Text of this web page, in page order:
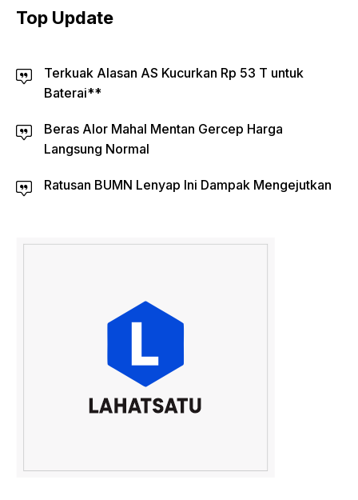
Top Update
Terkuak Alasan AS Kucurkan Rp 53 T untuk
Baterai**
Beras Alor Mahal Mentan Gercep Harga
Langsung Normal
Ratusan BUMN Lenyap Ini Dampak Mengejutkan